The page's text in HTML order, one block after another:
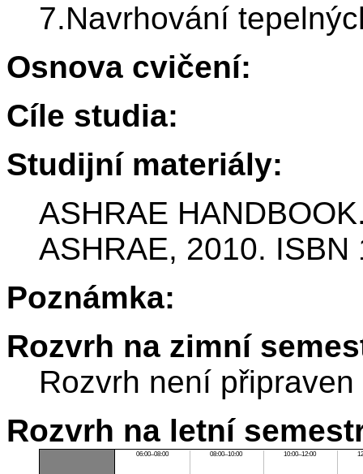
7.Navrhování
Osnova cvičení:
Cíle studia:
Studijní materiály:
ASHRAE
ASHRAE, 2010. ISBN
Poznámka:
Rozvrh na zimní
Rozvrh není připraven
Rozvrh na letní
06:00–08:00 08:00–10:00 10:00–12:00